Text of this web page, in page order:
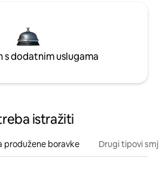
s dodatnim uslugama
istražiti
produžene boravke Drugi tipovi